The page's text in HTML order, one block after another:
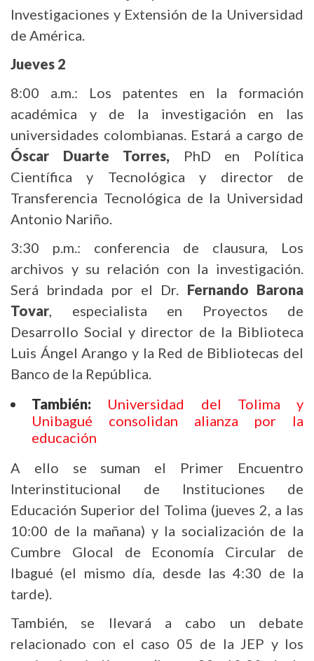
Investigaciones y Extensión de la Universidad
de América.
Jueves 2
8:00 a.m.: Los patentes en la formación
académica y de la investigación en las
universidades colombianas. Estará a cargo de
Óscar Duarte Torres, PhD en Política
Científica y Tecnológica y director de
Transferencia Tecnológica de la Universidad
Antonio Nariño.
3:30 p.m.: conferencia de clausura, Los
archivos y su relación con la investigación.
Será brindada por el Dr. Fernando Barona
Tovar, especialista en Proyectos de
Desarrollo Social y director de la Biblioteca
Luis Ángel Arango y la Red de Bibliotecas del
Banco de la República.
También: Universidad del Tolima y
Unibagué consolidan alianza por la
educación
A ello se suman el Primer Encuentro
Interinstitucional de Instituciones de
Educación Superior del Tolima (jueves 2, a las
10:00 de la mañana) y la socialización de la
Cumbre Glocal de Economía Circular de
Ibagué (el mismo día, desde las 4:30 de la
tarde).
También, se llevará a cabo un debate
relacionado con el caso 05 de la JEP y los